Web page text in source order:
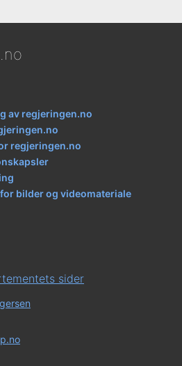
av regjeringen.no
regjeringen.no
bilder og videomateriale
sider